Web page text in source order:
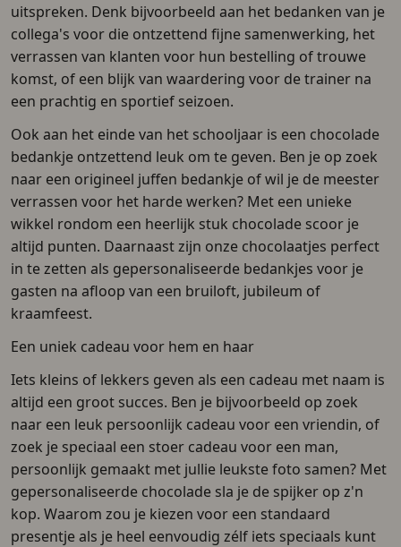
uitspreken. Denk bijvoorbeeld aan het bedanken van je
collega's voor die ontzettend fijne samenwerking, het
verrassen van klanten voor hun bestelling of trouwe
komst, of een blijk van waardering voor de trainer na
een prachtig en sportief seizoen.
Ook aan het einde van het schooljaar is een chocolade
bedankje ontzettend leuk om te geven. Ben je op zoek
naar een origineel juffen bedankje of wil je de meester
verrassen voor het harde werken? Met een unieke
wikkel rondom een heerlijk stuk chocolade scoor je
altijd punten. Daarnaast zijn onze chocolaatjes perfect
in te zetten als gepersonaliseerde bedankjes voor je
gasten na afloop van een bruiloft, jubileum of
kraamfeest.
Een uniek cadeau voor hem en haar
Iets kleins of lekkers geven als een cadeau met naam is
altijd een groot succes. Ben je bijvoorbeeld op zoek
naar een leuk persoonlijk cadeau voor een vriendin, of
zoek je speciaal een stoer cadeau voor een man,
persoonlijk gemaakt met jullie leukste foto samen? Met
gepersonaliseerde chocolade sla je de spijker op z'n
kop. Waarom zou je kiezen voor een standaard
presentje als je heel eenvoudig zélf iets speciaals kunt